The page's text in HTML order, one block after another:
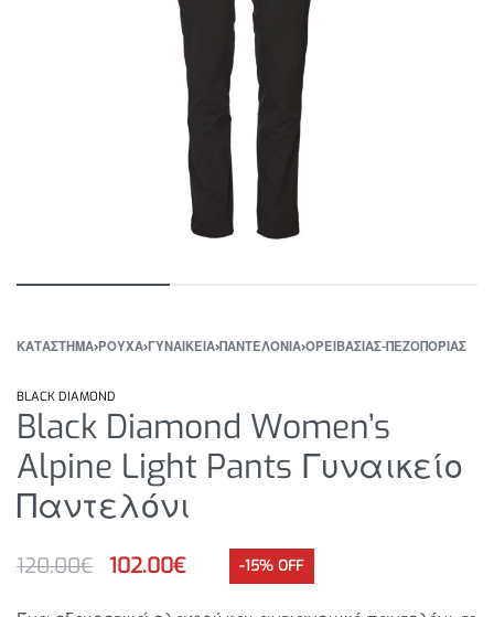
ΚΑΤΆΣΤΗΜΑ›ΡΟΥΧΑ›ΓΥΝΑΙΚΕΙΑ›ΠΑΝΤΕΛΟΝΙΑ›ΟΡΕΙΒΑΣΙΑΣ-ΠΕΖΟΠΟΡΙΑΣ
BLACK DIAMOND
Black Diamond Women’s
Alpine Light Pants Γυναικείο
Παντελόνι
120.00€ 102.00€ -15% OFF